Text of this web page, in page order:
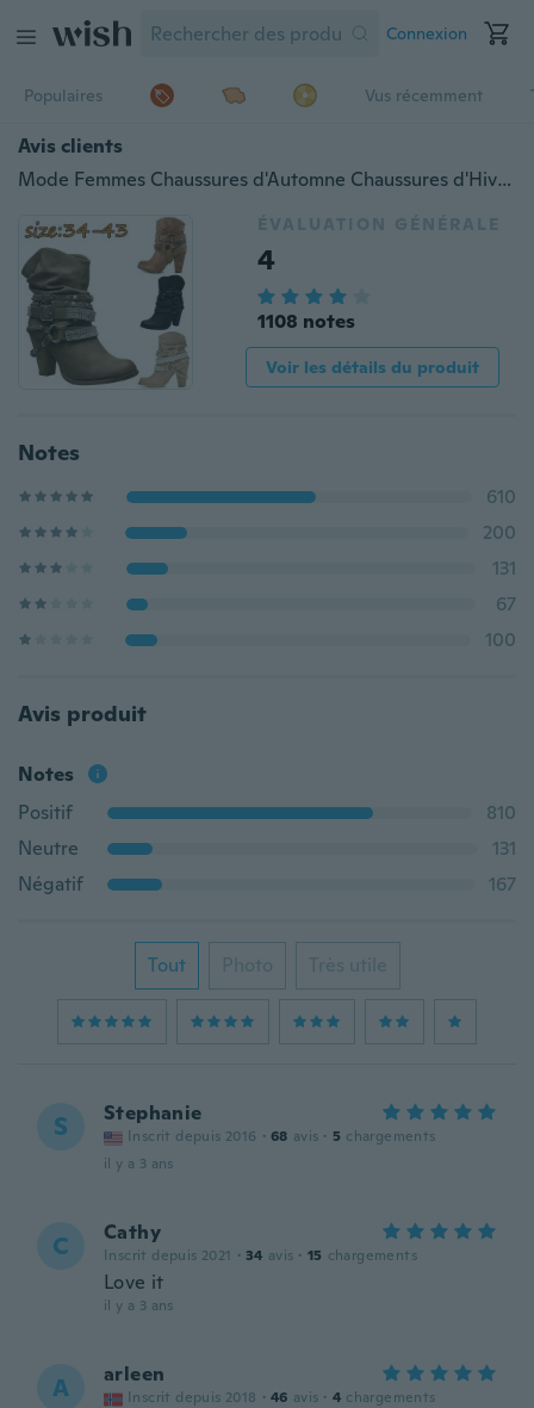
Connexion
Populaires Vus récemment
Avis clients
Mode Femmes Chaussures d'Automne Chaussures d'Hiver en Cuir Multi Sangles Clouées Bottes Rivet Mid Heel Orteil Rond Orteil Rond Ceinture de Cheville Boucle Boucle Boucle Style Punk Bottes Style Punk Bottines courtes Bottes Femme Mignon Slouch Bottines à enfiler Cousues Décontractées Antiglisse Bottines Femme
ÉVALUATION GÉNÉRALE
4
1108 notes
Voir les détails du produit
Notes
610
200
131
67
100
Avis produit
Notes
Positif
810
Neutre
131
Négatif
167
Tout Photo Très utile
S Stephanie
Inscrit depuis 2016 · 68 avis · 5 chargements
il y a 3 ans
C Cathy
Inscrit depuis 2021 · 34 avis · 15 chargements
Love it
il y a 3 ans
A arleen
Inscrit depuis 2018 · 46 avis · 4 chargements